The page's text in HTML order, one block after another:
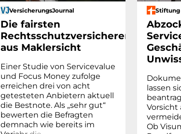
VersicherungsJournal
Die fairsten
Rechtsschutzversicherer
aus Maklersicht
Einer Studie von Servicevalue
und Focus Money zufolge
erreichen drei von acht
getesteten Anbietern aktuell
die Bestnote. Als „sehr gut“
bewerten die Befragten
demnach wie bereits im
Stiftung
lassen
Vorsicht
Ob